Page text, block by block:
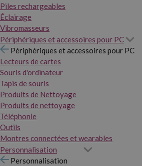
Piles rechargeables
Éclairage
Vibromasseurs
Périphériques et accessoires pour PC
Périphériques et accessoires pour PC
Lecteurs de cartes
Souris d'ordinateur
Tapis de souris
Produits de Nettoyage
Produits de nettoyage
Téléphonie
Outils
Montres connectées et wearables
Personnalisation
Personnalisation